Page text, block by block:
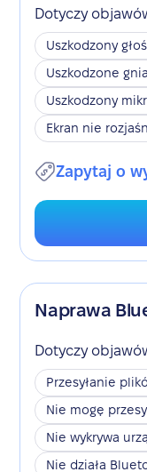
Dotyczy
Uszkodzony
Uszkodzone
Uszkodzony
Ekran nie
Zapytaj o
Naprawa
Dotyczy
Przesyłanie
Nie mogę
Nie wykrywa
Nie działa